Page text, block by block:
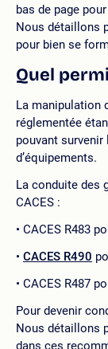
bas de page
Nous détaillons
pour bien se
Quel
La manipulation
réglementée
pouvant
d’équipements.
La conduite des
CACES :
CACES R483
CACES R490
CACES R487
Pour devenir
Nous détaillons
dans ces